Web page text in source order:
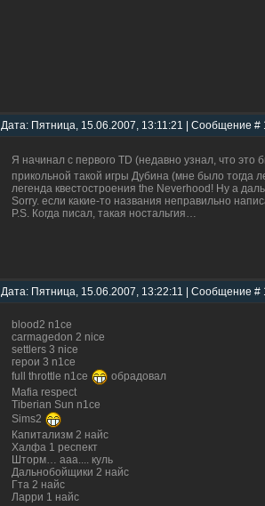
Дата: Пятница, 15.06.2007, 13:11:21 | Сообщение #
Я начинал с первого TD (недавно узнал, что это
прикольной такой игры Дубина (мне было тогда
легенда квестостроения the Neverhood! Ну а
Sorry. если какие-то названия неправильно
P.S. Когда писал, такая ностальгия…
Дата: Пятница, 15.06.2007, 13:22:11 | Сообщение #
blood2 n1ce
carmagedon 2 nice
settlers 3 nice
герои 3 n1ce
full throttle n1ce
обрадовал
Mafia respect
Tiberian Sun n1ce
Sims2
Капитализм 2 найс
Халфа 1 респект
Шторм… ааа.... куль
Дальнобойщики 2 найс
Гта 2 найс
Ларри 1 найс